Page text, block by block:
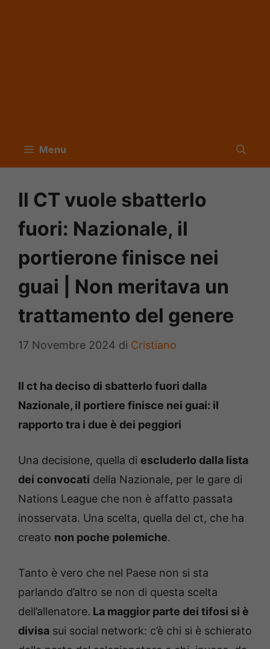
Menu
Il CT vuole sbatterlo
fuori: Nazionale, il
portierone finisce nei
guai | Non meritava un
trattamento del genere
17 Novembre 2024 di Cristiano
Il ct ha deciso di sbatterlo fuori dalla
Nazionale, il portiere finisce nei guai: il
rapporto tra i due è dei peggiori
Una decisione, quella di escluderlo dalla lista
dei convocati della Nazionale, per le gare di
Nations League che non è affatto passata
inosservata. Una scelta, quella del ct, che ha
creato non poche polemiche.
Tanto è vero che nel Paese non si sta
parlando d’altro se non di questa scelta
dell’allenatore. La maggior parte dei tifosi si è
divisa sui social network: c’è chi si è schierato